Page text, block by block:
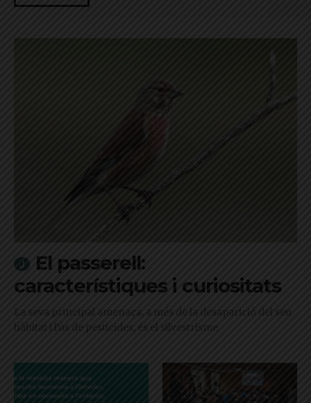
El passerell:
característiques i curiositats
La seva principal amenaça, a més de la desaparició del seu
hàbitat i l'ús de pesticides, és el silvestrisme